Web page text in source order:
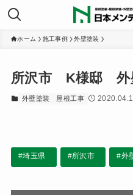
ホーム 施工事例 外壁塗装
所沢市 K様邸 外
外壁塗装 屋根工事
#埼玉県 #所沢市 #外